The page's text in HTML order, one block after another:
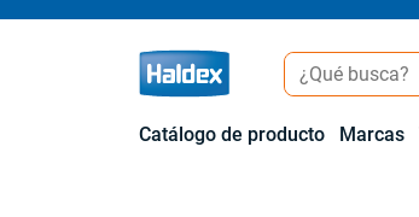
Catálogo de producto Marcas